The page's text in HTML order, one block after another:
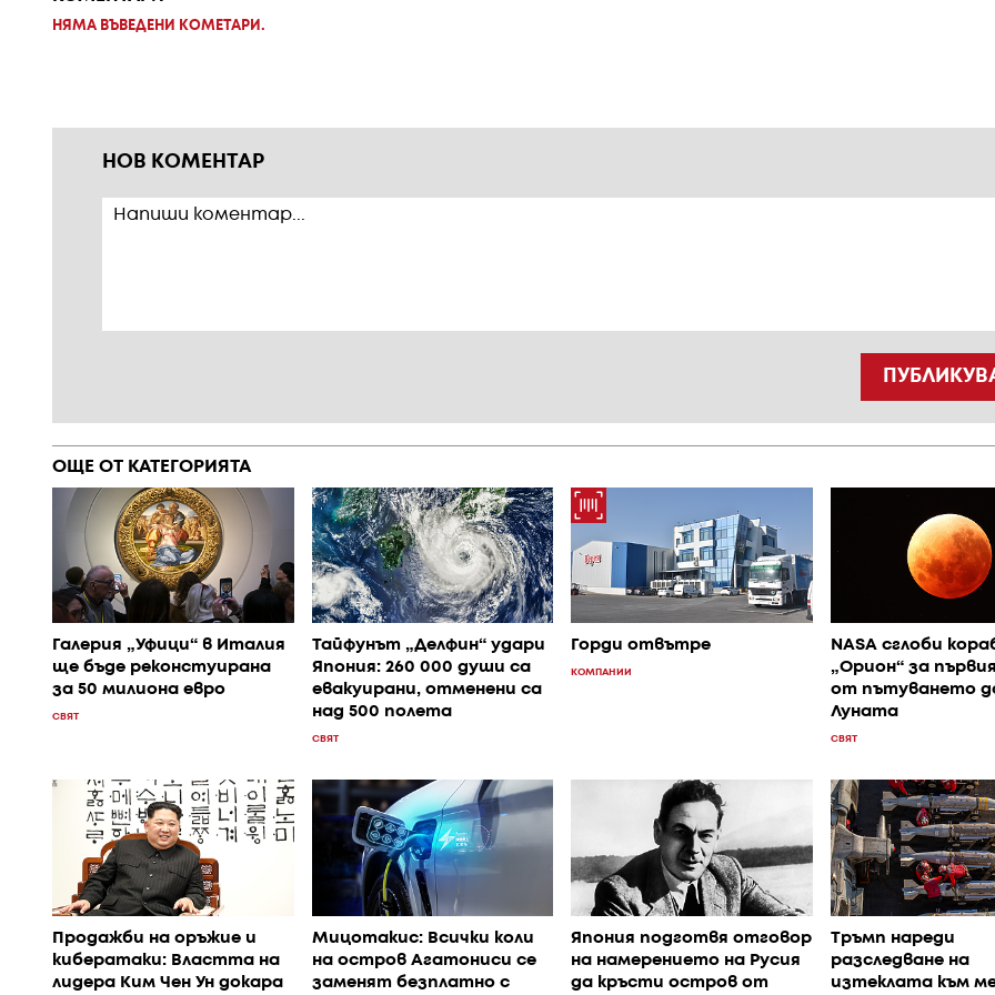
НЯМА ВЪВЕДЕНИ КОМЕТАРИ.
НОВ КОМЕНТАР
ОЩЕ ОТ КАТЕГОРИЯТА
Галерия „Уфици“ в Италия
ще бъде реконстуирана
за 50 милиона евро
СВЯТ
Тайфунът „Делфин“ удари
Япония: 260 000 души са
евакуирани, отменени са
над 500 полета
СВЯТ
Горди отвътре
КОМПАНИИ
NASA сглоби
„Орион“ за
от пътуването
Луната
СВЯТ
Продажби на оръжие и
кибератаки: Властта на
лидера Ким Чен Ун докара
Мицотакис: Всички коли
на остров Агатониси се
заменят безплатно с
Япония подготвя отговор
на намерението на Русия
да кръсти остров от
Тръмп нареди
разследване на
изтеклата към